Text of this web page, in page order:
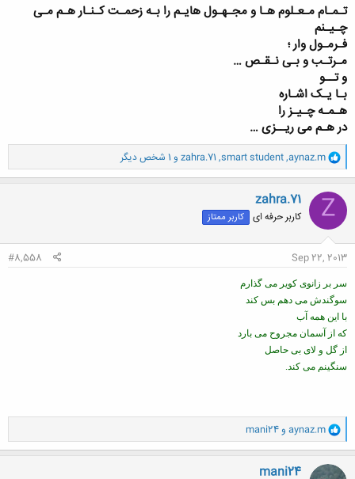
تـمـام مـعـلوم هـا و مجـهـول هایـم را بـه زحمـت کـنـار هـم مـی
چـیـنم
فـرمـول وار ؛
مـرتـب و بـی نـقـص …
و تــو
بـا یـک اشـاره
هـمـه چـیـز را
در هـم می ریــزی …
و
ا
ک
ن
ش
ه
ا
aynaz.m
,
smart student
,
zahra.71 و 1 شخص دیگر
Z
zahra.71
کاربر حرفه ای کاربر ممتاز
Sep 22, 2013
#8,558
سر بر زانوی كوير می گذارم
سوگندش می دهم بس كند
با اين همه آب
كه از آسمان مجروح می بارد
از گل و لای بی حاصل
سنگينم می كند.
و
ا
ک
ن
aynaz.m وmani24
mani24